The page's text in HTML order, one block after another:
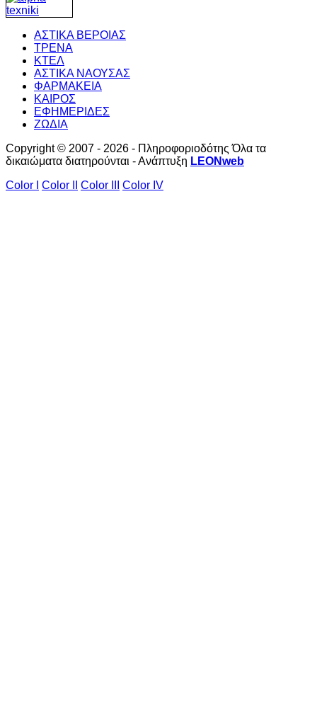
ΑΣΤΙΚΑ ΒΕΡΟΙΑΣ
ΤΡΕΝΑ
ΚΤΕΛ
ΑΣΤΙΚΑ ΝΑΟΥΣΑΣ
ΦΑΡΜΑΚΕΙΑ
ΚΑΙΡΟΣ
ΕΦΗΜΕΡΙΔΕΣ
ΖΩΔΙΑ
Copyright © 2007 - 2026 - Πληροφοριοδότης Όλα τα
δικαιώματα διατηρούνται - Ανάπτυξη LEONweb
Color I
Color II Color III Color IV